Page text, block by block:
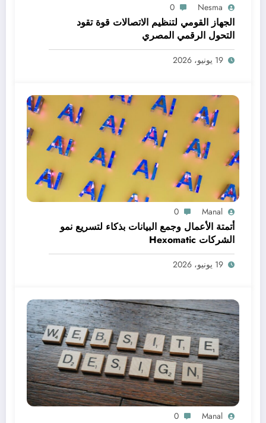
Nesma
0
الجهاز القومي لتنظيم الاتصالات قوة تقود
التحول الرقمي المصري
19 يونيو، 2026
Manal
0
أتمتة الأعمال وجمع البيانات بذكاء لتسريع نمو
الشركات Hexomatic
19 يونيو، 2026
Manal
0